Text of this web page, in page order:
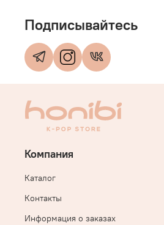
Подписывайтесь
Компания
Каталог
Контакты
Информация о заказах